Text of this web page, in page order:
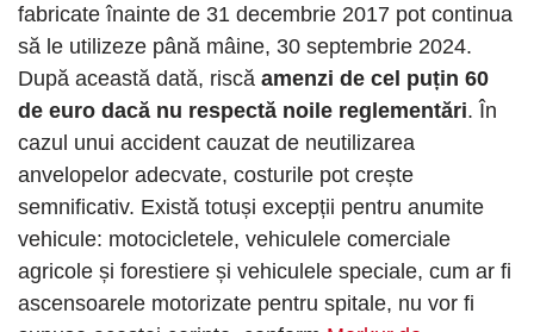
fabricate înainte de 31 decembrie 2017 pot continua
să le utilizeze până mâine, 30 septembrie 2024.
După această dată, riscă amenzi de cel puțin 60
de euro dacă nu respectă noile reglementări. În
cazul unui accident cauzat de neutilizarea
anvelopelor adecvate, costurile pot crește
semnificativ. Există totuși excepții pentru anumite
vehicule: motocicletele, vehiculele comerciale
agricole și forestiere și vehiculele speciale, cum ar fi
ascensoarele motorizate pentru spitale, nu vor fi